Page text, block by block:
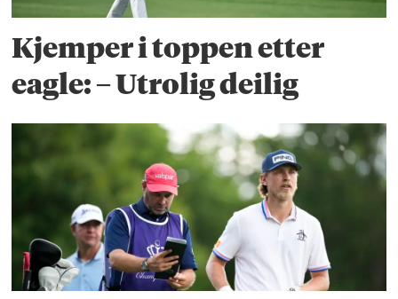
Kjemper i toppen etter
eagle: – Utrolig deilig